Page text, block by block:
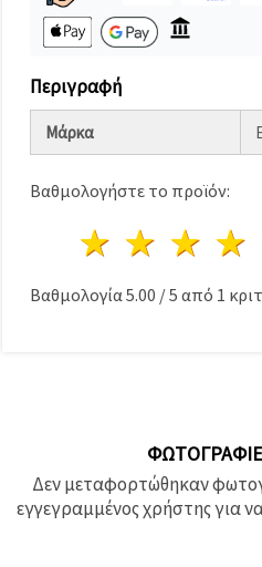
προτιμήσεις
σας στις
επιλέγοντας
δεδομένο
cookies και
κλικ στο
Στον
Περιγραφή
Μάρκα
Βαθμολογήστε το προϊόν:
3
2
1 Αστέρι
Βαθμολογία 5.00 /5 από 1
Δεν μεταφορτώθηκαν
εγγεγραμμένος χρήστης για